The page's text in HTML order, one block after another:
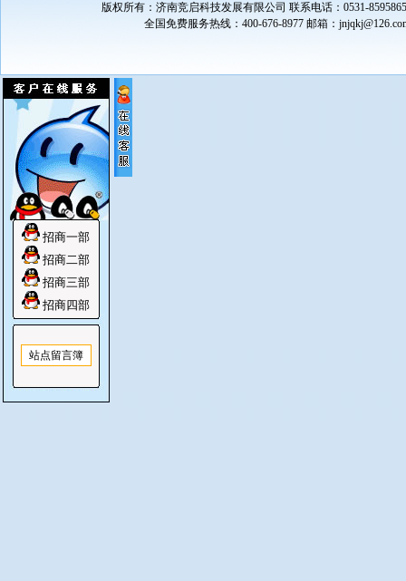
版权所有：济南竞启科技发展有限公司 联系电话：0531-
全国免费服务热线：400-676-8977 邮箱：
招商一部
招商二部
招商三部
招商四部
站点留言簿